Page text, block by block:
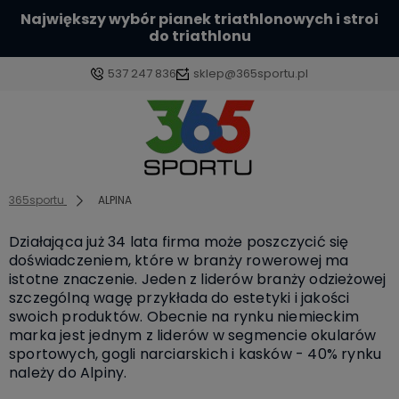
Największy wybór pianek triathlonowych i stroi
do triathlonu
537 247 836 sklep@365sportu.pl
Zaloguj się
Wybierz coś dla siebie z naszej aktualnej oferty lub
zaloguj się, aby przywrócić dodane produkty do listy z
poprzedniej sesji.
365sportu ALPINA
Działająca już 34 lata firma może poszczycić się
doświadczeniem, które w branży rowerowej ma
istotne znaczenie. Jeden z liderów branży odzieżowej
szczególną wagę przykłada do estetyki i jakości
swoich produktów. Obecnie na rynku niemieckim
marka jest jednym z liderów w segmencie okularów
sportowych, gogli narciarskich i kasków - 40% rynku
należy do Alpiny.